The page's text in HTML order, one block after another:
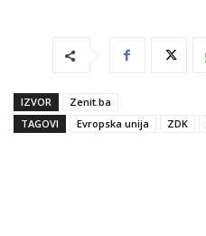
IZVOR
Zenit.ba
TAGOVI
Evropska unija ZDK